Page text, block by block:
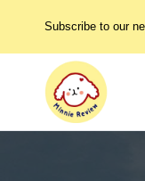
Subscribe to our